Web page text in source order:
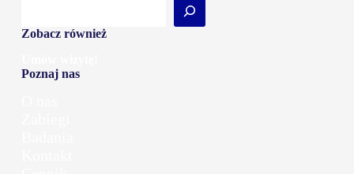
Zobacz również
Poznaj nas